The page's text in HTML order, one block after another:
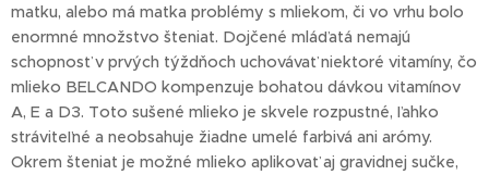
matku, alebo má matka problémy s mliekom, či vo vrhu bolo
enormné množstvo šteniat. Dojčené mláďatá nemajú
schopnosť v prvých týždňoch uchovávať niektoré vitamíny, čo
mlieko BELCANDO kompenzuje bohatou dávkou vitamínov
A, E a D3. Toto sušené mlieko je skvele rozpustné, ľahko
stráviteľné a neobsahuje žiadne umelé farbivá ani arómy.
Okrem šteniat je možné mlieko aplikovať aj gravidnej sučke,